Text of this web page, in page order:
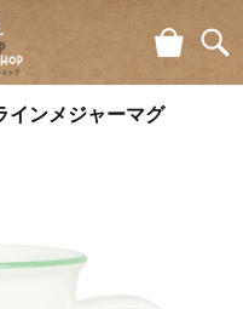
ンメジャーマグ